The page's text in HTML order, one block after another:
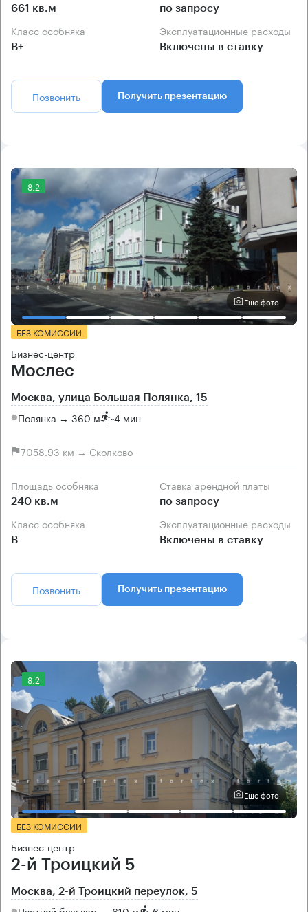
661 кв.м по запросу
Класс особняка
B+
Эксплуатационные расходы
Включены в ставку
Позвонить Получить презентацию
8.2
Еще фото
БЕЗ КОМИССИИ
Бизнес-центр
Мослес
Москва, улица Большая Полянка, 15
Полянка → 360 м ~4 мин
7058.93 км → Сколково
Площадь особняка
240 кв.м
Ставка арендной платы
по запросу
Класс особняка
B
Эксплуатационные расходы
Включены в ставку
Позвонить Получить презентацию
8.2
Еще фото
БЕЗ КОМИССИИ
Бизнес-центр
2-й Троицкий 5
Москва, 2-й Троицкий переулок, 5